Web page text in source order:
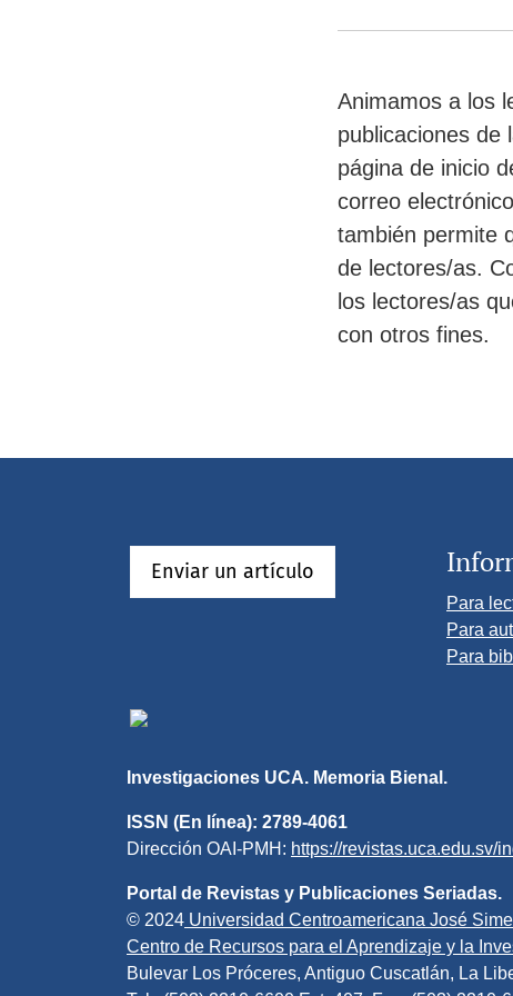
Animamos a los
publicaciones de
página de inicio
correo
también permite
de lectores/as.
los lectores/as
con otros fines.
Enviar un artículo
Para
Para
Para
Investigaciones UCA. Memoria Bienal.
ISSN (En línea): 2789-4061
Dirección OAI-PMH: https://revistas.uca.edu.sv/
Portal de Revistas y Publicaciones Seriadas.
© 2024 Universidad Centroamericana José
Centro de Recursos para el Aprendizaje y la
Bulevar Los Próceres, Antiguo Cuscatlán, La